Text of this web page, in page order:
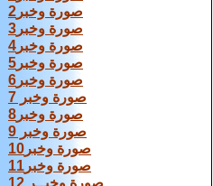
صورة وخبر2
صورة وخبر3
صورة وخبر4
صورة وخبر5
صورة وخبر6
صورة وخبر 7
صورة وخبر8
صورة وخبر 9
صورة وخبر10
صورة وخبر11
صورة وخبــر 12